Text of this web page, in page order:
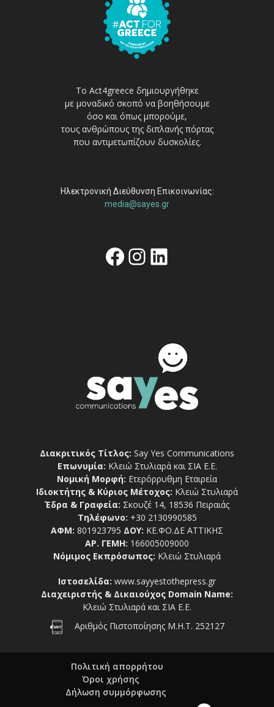
Το Act4greece δημιουργήθηκε
με μοναδικό σκοπό να βοηθήσουμε
όσο και όπως μπορούμε,
τους ανθρώπους της διπλανής πόρτας
που αντιμετωπίζουν δυσκολίες.
Ηλεκτρονική Διεύθυνση Επικοινωνίας:
media@sayes.gr
Facebook
Instagram
Linkedin
Διακριτικός Τίτλος: Say Yes Communications
Επωνυμία: Κλειώ Στυλιαρά και ΣΙΑ Ε.Ε.
Νομική Μορφή: Ετερόρρυθμη Εταιρεία
Ιδιοκτήτης & Κύριος Μέτοχος: Κλειώ Στυλιαρά
Έδρα & Γραφεία: Σκουζέ 14, 18536 Πειραιάς
Τηλέφωνο: +30 2130990585
ΑΦΜ: 801923795 ΔΟΥ: ΚΕ.ΦΟ.ΔΕ ΑΤΤΙΚΗΣ
ΑΡ. ΓΕΜΗ: 166005009000
Νόμιμος Εκπρόσωπος: Κλειώ Στυλιαρά
Ιστοσελίδα: www.sayyestothepress.gr
Διαχειριστής & Δικαιούχος Domain Name:
Κλειώ Στυλιαρά και ΣΙΑ Ε.Ε.
Αριθμός Πιστοποίησης Μ.Η.Τ. 252127
Πολιτική απορρήτου
Όροι χρήσης
Δήλωση συμμόρφωσης